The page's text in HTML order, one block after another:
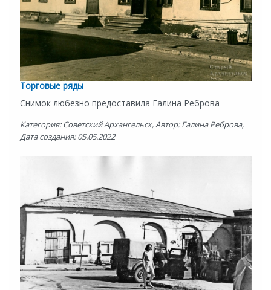
Торговые ряды
Снимок любезно предоставила Галина Реброва
Категория: Советский Архангельск, Автор: Галина Реброва,
Дата создания: 05.05.2022